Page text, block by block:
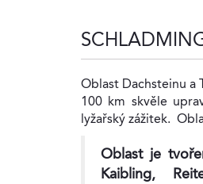
Oblast Dachsteinu a
100 km skvěle
lyžařský zážitek.
Oblast je
Kaibling,